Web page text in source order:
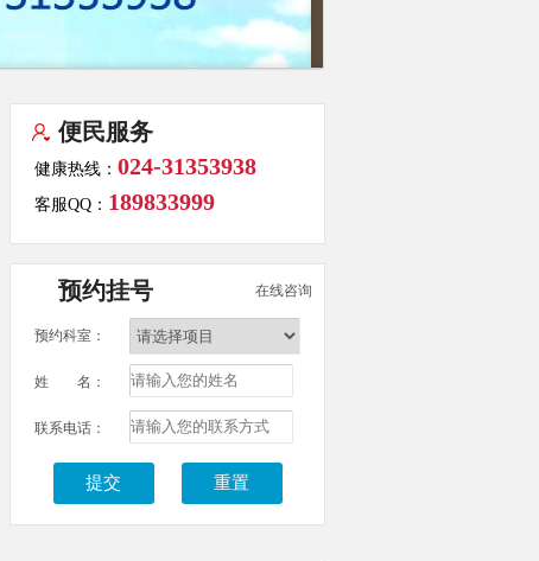
便民服务
健康热线： 024-31353938
客服QQ： 189833999
预约挂号 在线咨询
预约科室：
姓 名：
联系电话：